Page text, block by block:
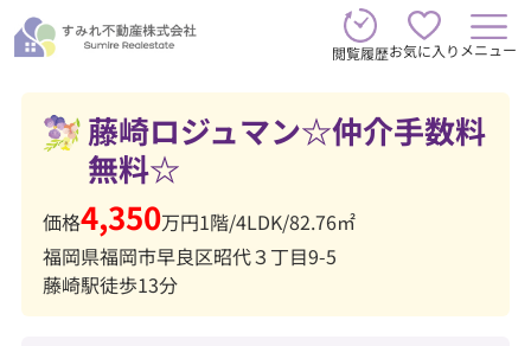
閲覧履歴お気に入り メニュー
藤崎ロジュマン☆仲介手数料
無料☆
価格4,350万円1階/4LDK/82.76㎡
福岡県福岡市早良区昭代３丁目9-5
藤崎駅徒歩13分